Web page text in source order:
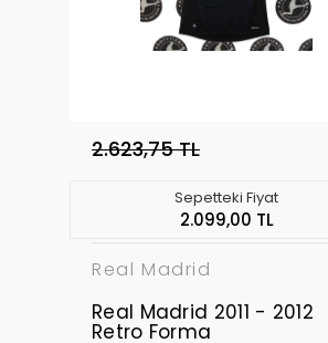
2.623,75 TL
Sepetteki Fiyat
2.099,00 TL
Real Madrid
Real Madrid 2011 - 2012
Retro Forma